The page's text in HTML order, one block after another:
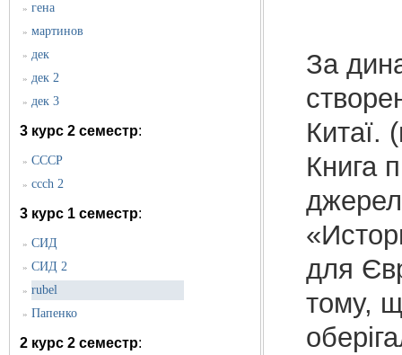
» гена
» мартинов
» дек
» дек 2
» дек 3
3 курс 2 семестр:
» СССР
» ccch 2
3 курс 1 семестр:
» CИД
» СИД 2
» rubel
» Папенко
2 курс 2 семестр:
За
Китаї.
Книга
для
тому,